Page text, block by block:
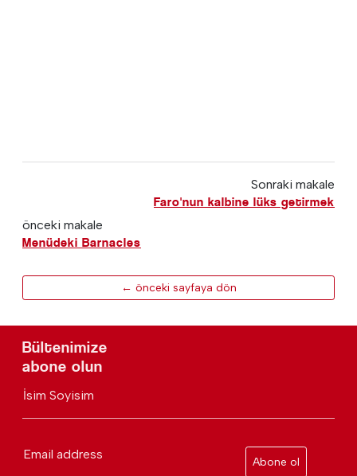
Sonraki makale
Faro'nun kalbine lüks getirmek
önceki makale
Menüdeki Barnacles
← önceki sayfaya dön
Bültenimize
abone olun
İsim Soyisim
Email address
Abone ol